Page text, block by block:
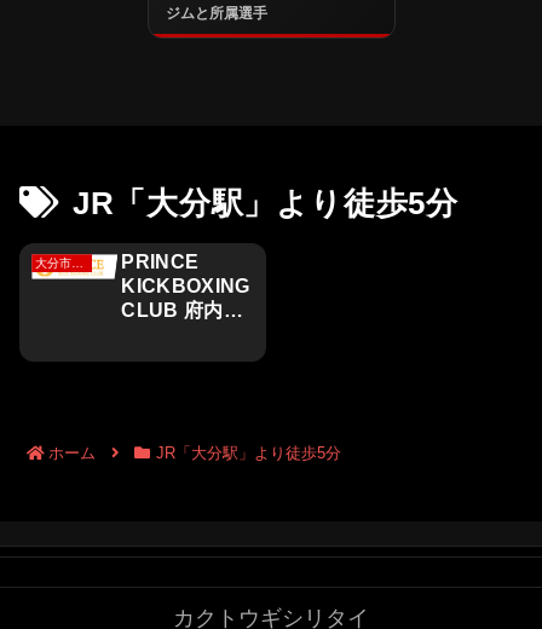
ジムと所属選手
JR「大分駅」より徒歩5分
大分市、由布市、別府市
PRINCE
KICKBOXING
CLUB 府内大
ホーム JR「大分駅」より徒歩5分
カクトウギシリタイ